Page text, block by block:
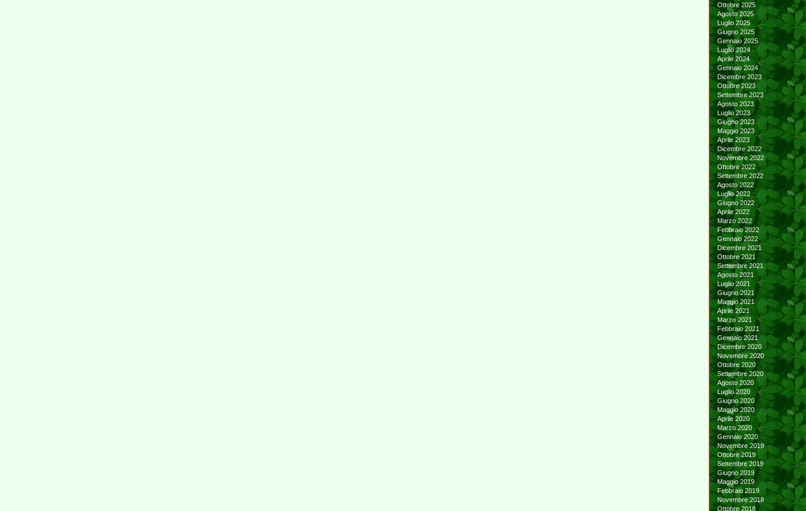
Ottobre 2025
Agosto 2025
Luglio 2025
Giugno 2025
Gennaio 2025
Luglio 2024
Aprile 2024
Gennaio 2024
Dicembre 2023
Ottobre 2023
Settembre 2023
Agosto 2023
Luglio 2023
Giugno 2023
Maggio 2023
Aprile 2023
Dicembre 2022
Novembre 2022
Ottobre 2022
Settembre 2022
Agosto 2022
Luglio 2022
Giugno 2022
Aprile 2022
Marzo 2022
Febbraio 2022
Gennaio 2022
Dicembre 2021
Ottobre 2021
Settembre 2021
Agosto 2021
Luglio 2021
Giugno 2021
Maggio 2021
Aprile 2021
Marzo 2021
Febbraio 2021
Gennaio 2021
Dicembre 2020
Novembre 2020
Ottobre 2020
Settembre 2020
Agosto 2020
Luglio 2020
Giugno 2020
Maggio 2020
Aprile 2020
Marzo 2020
Gennaio 2020
Novembre 2019
Ottobre 2019
Settembre 2019
Giugno 2019
Maggio 2019
Febbraio 2019
Novembre 2018
Ottobre 2018